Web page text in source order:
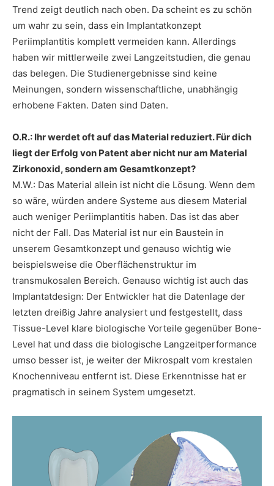
Trend zeigt deutlich nach oben. Da scheint es zu schön
um wahr zu sein, dass ein Implantatkonzept
Periimplantitis komplett vermeiden kann. Allerdings
haben wir mittlerweile zwei Langzeitstudien, die genau
das belegen. Die Studienergebnisse sind keine
Meinungen, sondern wissenschaftliche, unabhängig
erhobene Fakten. Daten sind Daten.
O.R.: Ihr werdet oft auf das Material reduziert. Für dich
liegt der Erfolg von Patent aber nicht nur am Material
Zirkonoxid, sondern am Gesamtkonzept?
M.W.: Das Material allein ist nicht die Lösung. Wenn dem
so wäre, würden andere Systeme aus diesem Material
auch weniger Periimplantitis haben. Das ist das aber
nicht der Fall. Das Material ist nur ein Baustein in
unserem Gesamtkonzept und genauso wichtig wie
beispielsweise die Oberflächenstruktur im
transmukosalen Bereich. Genauso wichtig ist auch das
Implantatdesign: Der Entwickler hat die Datenlage der
letzten dreißig Jahre analysiert und festgestellt, dass
Tissue-Level klare biologische Vorteile gegenüber Bone-
Level hat und dass die biologische Langzeitperformance
umso besser ist, je weiter der Mikrospalt vom krestalen
Knochenniveau entfernt ist. Diese Erkenntnisse hat er
pragmatisch in seinem System umgesetzt.